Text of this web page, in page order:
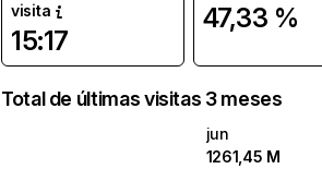
visita
15:17
47,33 %
Total de últimas visitas 3 meses
jun
1261,45 M